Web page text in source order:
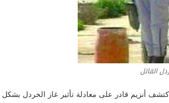
القاتل
أنزيم قادر على معادلة تأثير غاز الخردل بشكل